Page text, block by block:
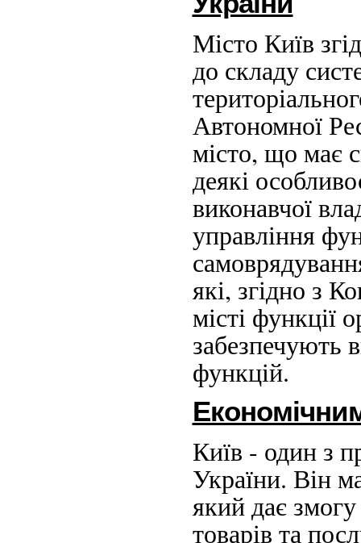
Місто Київ
до складу
Автономної
місто, що має
деякі
виконавчої
управління
які, згідно з
місті функції
забезпечують
функцій.
Київ - один з
України. Він
який дає
товарів та